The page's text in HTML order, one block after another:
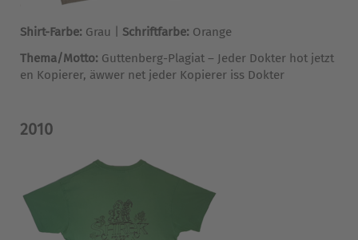
Shirt-Farbe: Grau | Schriftfarbe: Orange
Thema/Motto: Guttenberg-Plagiat – Jeder Dokter hot jetzt
en Kopierer, äwwer net jeder Kopierer iss Dokter
2010